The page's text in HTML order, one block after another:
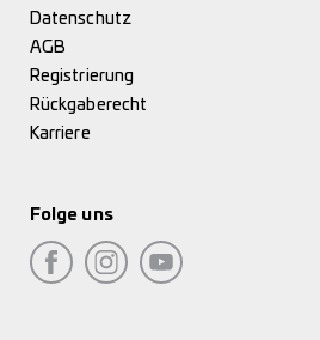
Datenschutz
AGB
Registrierung
Rückgaberecht
Karriere
Folge uns